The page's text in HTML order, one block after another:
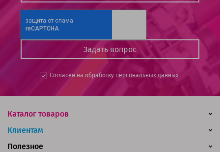
Согласен на обработку персональных данных
Каталог товаров
Клиентам
Полезное